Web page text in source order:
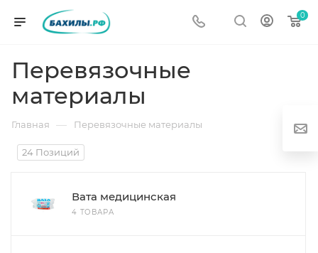
0
Перевязочные
материалы
24 Позиций
Главная — Перевязочные материалы
Вата медицинская
4 ТОВАРА